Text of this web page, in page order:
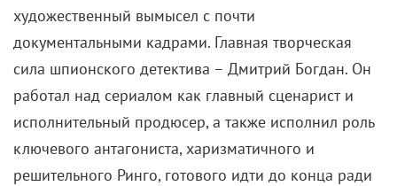
художественный вымысел с почти
документальными кадрами. Главная творческая
сила шпионского детектива – Дмитрий Богдан. Он
работал над сериалом как главный сценарист и
исполнительный продюсер, а также исполнил роль
ключевого антагониста, харизматичного и
решительного Ринго, готового идти до конца ради